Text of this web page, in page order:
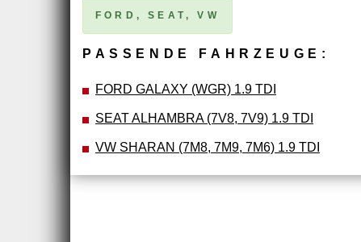
FORD, SEAT, VW
PASSENDE FAHRZEUGE:
FORD GALAXY (WGR) 1.9 TDI
SEAT ALHAMBRA (7V8, 7V9) 1.9 TDI
VW SHARAN (7M8, 7M9, 7M6) 1.9 TDI